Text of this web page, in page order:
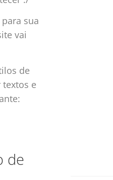
sua
vai
de
e
de